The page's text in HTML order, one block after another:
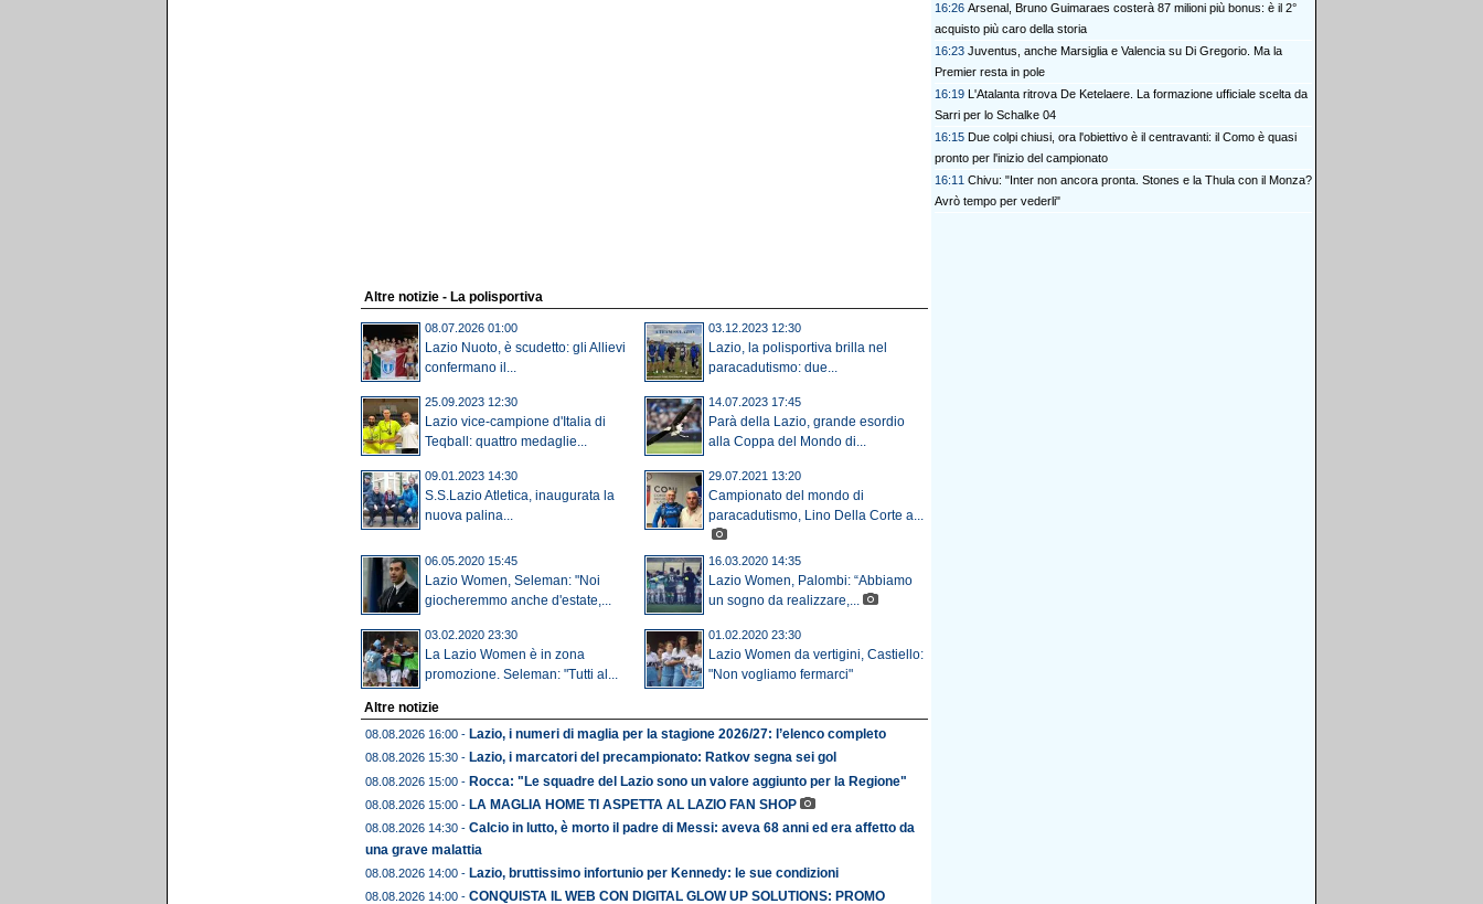
Altre notizie - La polisportiva
08.07.2026 01:00
Lazio Nuoto, è scudetto: gli Allievi
confermano il...
03.12.2023 12:30
Lazio, la polisportiva brilla nel
paracadutismo: due...
25.09.2023 12:30
Lazio vice-campione d'Italia di
Teqball: quattro medaglie...
14.07.2023 17:45
Parà della Lazio, grande esordio
alla Coppa del Mondo di...
09.01.2023 14:30
S.S.Lazio Atletica, inaugurata la
nuova palina...
29.07.2021 13:20
Campionato del mondo di
paracadutismo, Lino Della Corte a...
06.05.2020 15:45
Lazio Women, Seleman: "Noi
giocheremmo anche d'estate,...
16.03.2020 14:35
Lazio Women, Palombi: “Abbiamo
un sogno da realizzare,...
03.02.2020 23:30
La Lazio Women è in zona
promozione. Seleman: "Tutti al...
01.02.2020 23:30
Lazio Women da vertigini, Castiello:
"Non vogliamo fermarci"
Altre notizie
08.08.2026 16:00 - Lazio, i numeri di maglia per la stagione 2026/27: l’elenco completo
08.08.2026 15:30 - Lazio, i marcatori del precampionato: Ratkov segna sei gol
08.08.2026 15:00 - Rocca: "Le squadre del Lazio sono un valore aggiunto per la Regione"
08.08.2026 15:00 - LA MAGLIA HOME TI ASPETTA AL LAZIO FAN SHOP
08.08.2026 14:30 - Calcio in lutto, è morto il padre di Messi: aveva 68 anni ed era affetto da
una grave malattia
08.08.2026 14:00 - Lazio, bruttissimo infortunio per Kennedy: le sue condizioni
08.08.2026 14:00 - CONQUISTA IL WEB CON DIGITAL GLOW UP SOLUTIONS: PROMO
16:26 Arsenal, Bruno Guimaraes costerà 87 milioni più bonus: è il 2°
acquisto più caro della storia
16:23 Juventus, anche Marsiglia e Valencia su Di Gregorio. Ma la
Premier resta in pole
16:19 L'Atalanta ritrova De Ketelaere. La formazione ufficiale scelta da
Sarri per lo Schalke 04
16:15 Due colpi chiusi, ora l'obiettivo è il centravanti: il Como è quasi
pronto per l'inizio del campionato
16:11 Chivu: "Inter non ancora pronta. Stones e la Thula con il Monza?
Avrò tempo per vederli"